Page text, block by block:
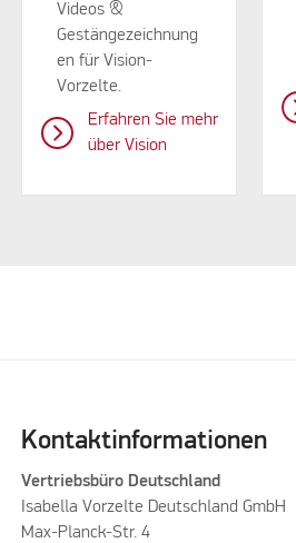
Videos &
Gestängezeichnung
en für Vision-
Vorzelte.
Erfahren Sie mehr
über Vision
Kontaktinformationen
Vertriebsbüro Deutschland
Isabella Vorzelte Deutschland GmbH
Max-Planck-Str. 4